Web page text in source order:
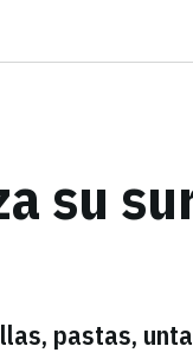
su
pastas,